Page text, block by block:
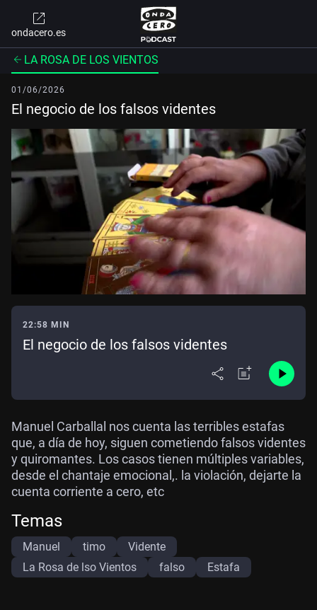
ondacero.es
LA ROSA DE LOS VIENTOS
01/06/2026
El negocio de los falsos videntes
22:58 MIN
El negocio de los falsos videntes
Manuel Carballal nos cuenta las terribles estafas
que, a día de hoy, siguen cometiendo falsos videntes
y quiromantes. Los casos tienen múltiples variables,
desde el chantaje emocional,. la violación, dejarte la
cuenta corriente a cero, etc
Temas
Manuel timo
Vidente
La Rosa de lso Vientos
falso Estafa